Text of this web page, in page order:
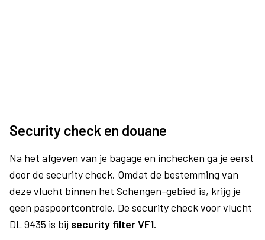
Security check en douane
Na het afgeven van je bagage en inchecken ga je eerst
door de security check. Omdat de bestemming van
deze vlucht binnen het Schengen-gebied is, krijg je
geen paspoortcontrole. De security check voor vlucht
DL 9435 is bij security filter VF1.